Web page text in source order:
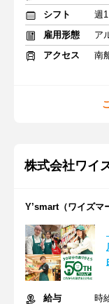
シフト
雇用形態
ア
アクセス
南
株式会社ワイ
Y’smart（ワイズ
給与